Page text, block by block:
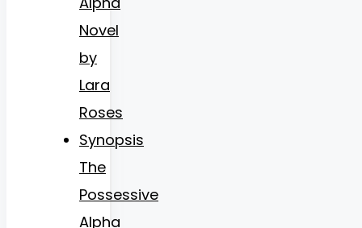
Novel
by
Lara
Roses
Synopsis
The
Possessive
Alpha